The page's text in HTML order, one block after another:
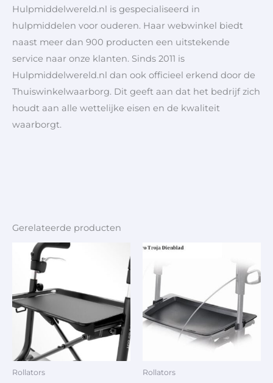
Hulpmiddelwereld.nl is gespecialiseerd in
hulpmiddelen voor ouderen. Haar webwinkel biedt
naast meer dan 900 producten een uitstekende
service naar onze klanten. Sinds 2011 is
Hulpmiddelwereld.nl dan ook officieel erkend door de
Thuiswinkelwaarborg. Dit geeft aan dat het bedrijf zich
houdt aan alle wettelijke eisen en de kwaliteit
waarborgt.
Gerelateerde producten
Rollators Rollators